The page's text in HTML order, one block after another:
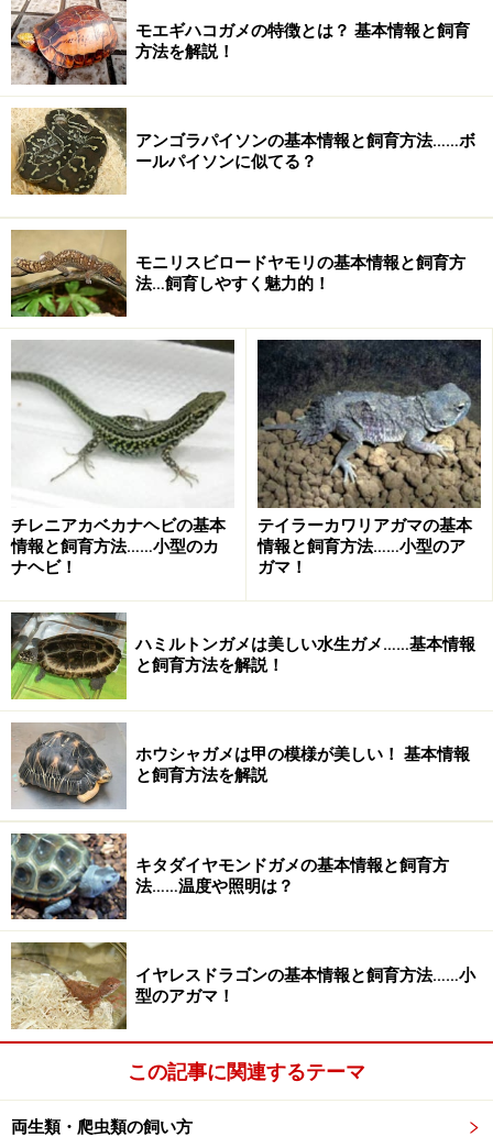
上から見ると、吻端から頬にかけて膨らんでいきますか
ら三角形になる、と。
無毒ヘビは三角形にならない場合が多い・ジムグリ
特に、毒ヘビの仲間の二大勢力の一つであるクサリヘビ
科のヘビたちには顕著であり、日本のハブの仲間やアフ
リカのアフリカアダーの仲間などは、いかにも毒ヘビ、
では、三角形でない頭部のヘビは無毒か、あるいは三角
形ならば必ず毒ヘビか、と言えば、それは決して正しく
ありません。
例えば、日本のヤマカガシは、万一、皮膚の薄い場所な
どに深く、時間をかけて咬まれた場合は命を落とす危険
もある毒ヘビですが、全然三角形ではありません。
また、毒ヘビの二大勢力のもう一つであるコブラ科のヘ
ビたちは、基本的に三角形の頭はしていません。世界最
強の毒を持つタイパンでさえ、普通のヘビと何ら変わら
ない形をしています。
それに、そもそも三角形の頭なんていうのは、イメージ
モエギハコガメの特徴とは？ 基本情報と飼育
方法を解説！
アンゴラパイソンの基本情報と飼育方法……ボ
ールパイソンに似てる？
モニリスビロードヤモリの基本情報と飼育方
法…飼育しやすく魅力的！
チレニアカベカナヘビの基本
情報と飼育方法……小型のカ
ナヘビ！
テイラーカワリアガマの基本
情報と飼育方法……小型のア
ガマ！
ハミルトンガメは美しい水生ガメ……基本情報
と飼育方法を解説！
ホウシャガメは甲の模様が美しい！ 基本情報
と飼育方法を解説
キタダイヤモンドガメの基本情報と飼育方
法……温度や照明は？
イヤレスドラゴンの基本情報と飼育方法……小
型のアガマ！
この記事に関連するテーマ
両生類・爬虫類の飼い方